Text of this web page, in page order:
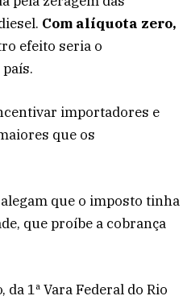
Com alíquota zero,
efeito seria o
importadores e
que os
que o imposto tinha
que proíbe a cobrança
1ª Vara Federal do Rio